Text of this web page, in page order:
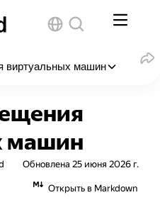
виртуальных машин
машин
Обновлена 25 июня 2026 г.
Открыть в Markdown